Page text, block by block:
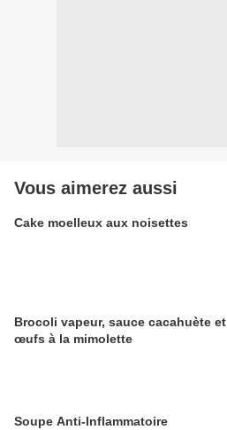
Vous aimerez aussi
Cake moelleux aux noisettes
Brocoli vapeur, sauce cacahuète et
œufs à la mimolette
Soupe Anti-Inflammatoire